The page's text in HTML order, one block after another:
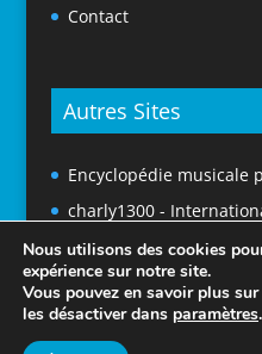
Contact
Autres Sites
Encyclopédie musicale
charly1300 -
Nous utilisons des cookies
expérience sur notre site.
Vous pouvez en savoir plus
les désactiver dans paramètres.